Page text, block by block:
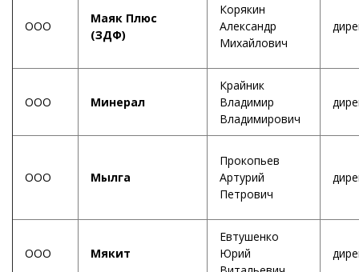
ООО
Маяк Плюс
(ЗДФ)
Корякин
Александр
Михайлович
ООО Минерал
Крайник
Владимир
Владимирович
ООО Мылга
Прокопьев
Артурий
Петрович
ООО Мякит
Евтушенко
Юрий